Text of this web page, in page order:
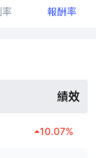
率 報酬率
績效
10.07%